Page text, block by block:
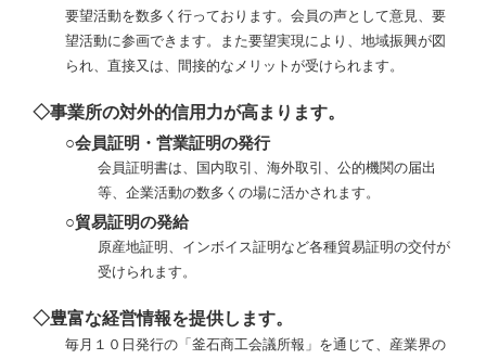
要望活動を数多く行っております。会員の声として意見、要
望活動に参画できます。また要望実現により、地域振興が図
られ、直接又は、間接的なメリットが受けられます。
◇事業所の対外的信用力が高まります。
○会員証明・営業証明の発行
会員証明書は、国内取引、海外取引、公的機関の届出
等、企業活動の数多くの場に活かされます。
○貿易証明の発給
原産地証明、インボイス証明など各種貿易証明の交付が
受けられます。
◇豊富な経営情報を提供します。
毎月１０日発行の「釜石商工会議所報」を通じて、産業界の